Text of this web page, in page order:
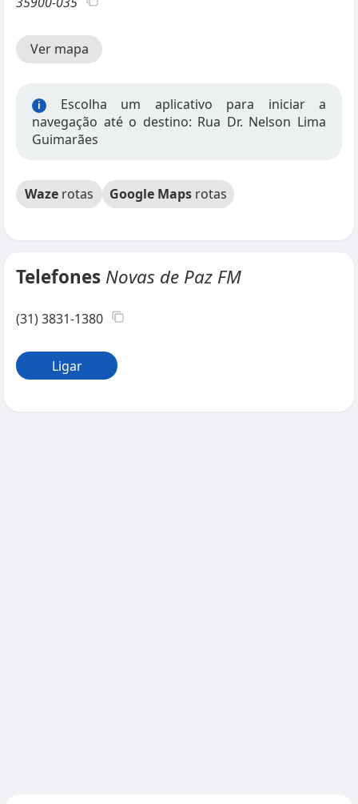
Ver mapa
i
Escolha um aplicativo para iniciar a
navegação até o destino: Rua Dr. Nelson Lima
Guimarães
Waze rotas Google Maps rotas
Telefones Novas de Paz FM
(31) 3831-1380
Ligar